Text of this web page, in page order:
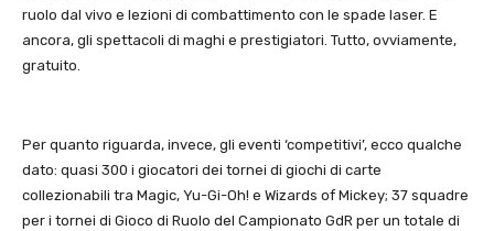
ruolo dal vivo e lezioni di combattimento con le spade laser. E
ancora, gli spettacoli di maghi e prestigiatori. Tutto, ovviamente,
gratuito.
Per quanto riguarda, invece, gli eventi ‘competitivi’, ecco qualche
dato: quasi 300 i giocatori dei tornei di giochi di carte
collezionabili tra Magic, Yu-Gi-Oh! e Wizards of Mickey; 37 squadre
per i tornei di Gioco di Ruolo del Campionato GdR per un totale di